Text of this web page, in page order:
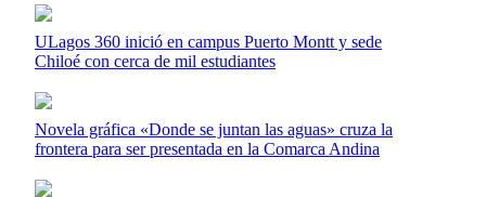
ULagos 360 inició en campus Puerto Montt y sede
Chiloé con cerca de mil estudiantes
Novela gráfica «Donde se juntan las aguas» cruza la
frontera para ser presentada en la Comarca Andina